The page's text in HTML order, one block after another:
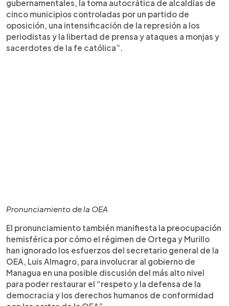
gubernamentales, la toma autocrática de alcaldías de
cinco municipios controladas por un partido de
oposición, una intensificación de la represión a los
periodistas y la libertad de prensa y ataques a monjas y
sacerdotes de la fe católica”.
Pronunciamiento de la OEA
El pronunciamiento también manifiesta la preocupación
hemisférica por cómo el régimen de Ortega y Murillo
han ignorado los esfuerzos del secretario general de la
OEA, Luis Almagro, para involucrar al gobierno de
Managua en una posible discusión del más alto nivel
para poder restaurar el “respeto y la defensa de la
democracia y los derechos humanos de conformidad